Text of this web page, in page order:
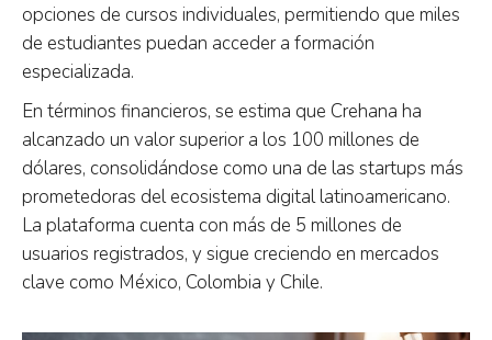
opciones de cursos individuales, permitiendo que miles
de estudiantes puedan acceder a formación
especializada.
En términos financieros, se estima que Crehana ha
alcanzado un valor superior a los 100 millones de
dólares, consolidándose como una de las startups más
prometedoras del ecosistema digital latinoamericano.
La plataforma cuenta con más de 5 millones de
usuarios registrados, y sigue creciendo en mercados
clave como México, Colombia y Chile.